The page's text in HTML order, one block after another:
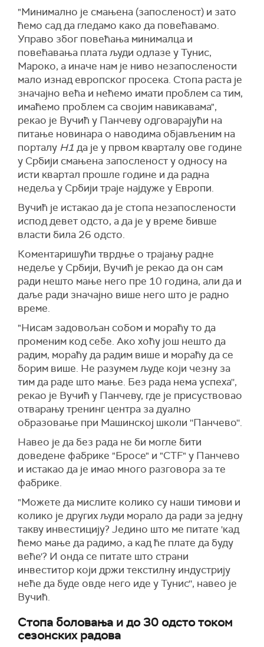
"Минимално је смањена (запосленост) и зато
ћемо сад да гледамо како да повећавамо.
Управо због повећања минималца и
повећавања плата људи одлазе у Тунис,
Мароко, а иначе нам је ниво незапослености
мало изнад европског просека. Стопа раста је
значајно већа и нећемо имати проблем са тим,
имаћемо проблем са својим навикавама",
рекао је Вучић у Панчеву одговарајући на
питање новинара о наводима објављеним на
порталу Н1 да је у првом кварталу ове године
у Србији смањена запосленост у односу на
исти квартал прошле године и да радна
недеља у Србији траје најдуже у Европи.
Вучић је истакао да је стопа незапослености
испод девет одсто, а да је у време бивше
власти била 26 одсто.
Коментаришући тврдње о трајању радне
недеље у Србији, Вучић је рекао да он сам
ради нешто мање него пре 10 година, али да и
даље ради значајно више него што је радно
време.
"Нисам задовољан собом и мораћу то да
променим код себе. Ако хоћу још нешто да
радим, мораћу да радим више и мораћу да се
борим више. Не разумем људе који чезну за
тим да раде што мање. Без рада нема успеха'',
рекао је Вучић у Панчеву, где је присуствовао
отварању тренинг центра за дуално
образовање при Машинској школи ''Панчево''.
Навео је да без рада не би могле бити
доведене фабрике "Бросе" и "CTF" у Панчево
и истакао да је имао много разговора за те
фабрике.
"Можете да мислите колико су наши тимови и
колико је других људи морало да ради за једну
такву инвестицију? Једино што ме питате 'кад
ћемо мање да радимо, а кад ће плате да буду
веће'? И онда се питате што страни
инвеститор који држи текстилну индустрију
неће да буде овде него иде у Тунис'', навео је
Вучић.
Стопа боловања и до 30 одсто током
сезонских радова